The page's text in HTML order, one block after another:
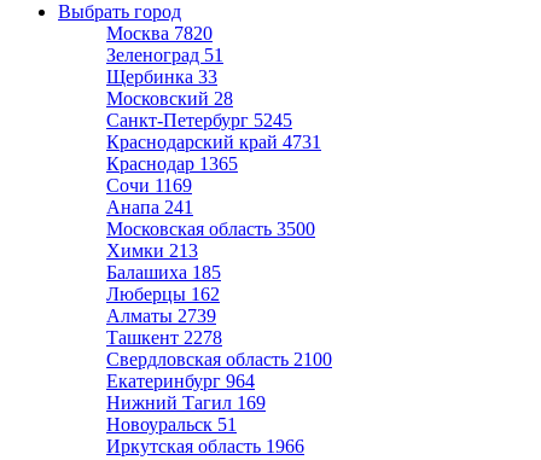
Выбрать город
Москва 7820
Зеленоград 51
Щербинка 33
Московский 28
Санкт-Петербург 5245
Краснодарский край 4731
Краснодар 1365
Сочи 1169
Анапа 241
Московская область 3500
Химки 213
Балашиха 185
Люберцы 162
Алматы 2739
Ташкент 2278
Свердловская область 2100
Екатеринбург 964
Нижний Тагил 169
Новоуральск 51
Иркутская область 1966